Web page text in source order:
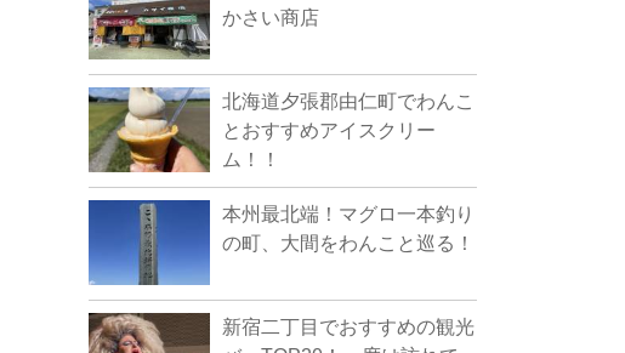
かさい商店
北海道夕張郡由仁町でわんこ
とおすすめアイスクリー
ム！！
本州最北端！マグロ一本釣り
の町、大間をわんこと巡る！
新宿二丁目でおすすめの観光